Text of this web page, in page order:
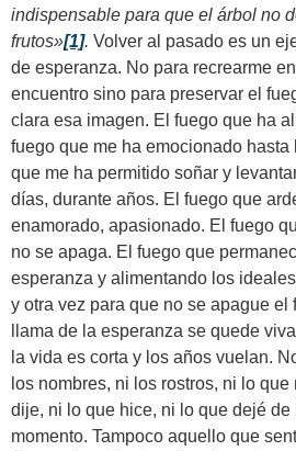
indispensable para que el árbol no
frutos»[1]. Volver al pasado es un
de esperanza. No para recrearme
encuentro sino para preservar el
clara esa imagen. El fuego que ha
fuego que me ha emocionado
que me ha permitido soñar y
días, durante años. El fuego que
enamorado, apasionado. El fuego
no se apaga. El fuego que
esperanza y alimentando los
y otra vez para que no se apague el
llama de la esperanza se quede
la vida es corta y los años vuelan.
los nombres, ni los rostros, ni lo
dije, ni lo que hice, ni lo que dejé de
momento. Tampoco aquello que